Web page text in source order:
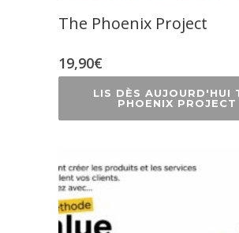
The Phoenix Project
19,90€
LIS DÈS AUJOURD'HUI
PHOENIX PROJECT